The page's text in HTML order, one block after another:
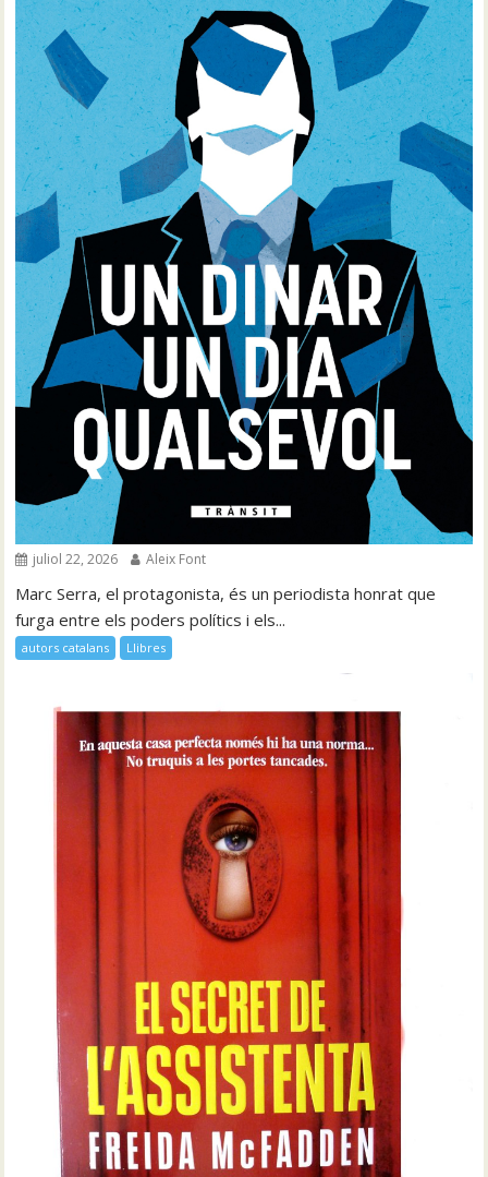
juliol 22, 2026 Aleix Font
Marc Serra, el protagonista, és un periodista honrat que
furga entre els poders polítics i els...
autors catalans Llibres